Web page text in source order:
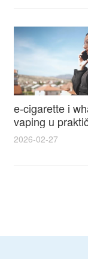
e-cigarette i
vaping u
vodiču za
odgovorne
2026-02-27